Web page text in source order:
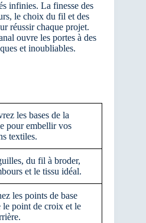
infinies. La finesse des
le choix du fil et des
réussir chaque projet.
ouvre les portes à des
et inoubliables.
les bases de la
pour embellir vos
textiles.
du fil à broder,
et le tissu idéal.
les points de base
le point de croix et le